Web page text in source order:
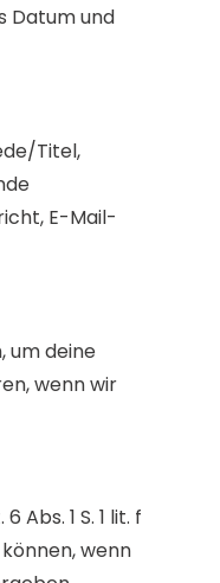
Datum und
Titel,
E-Mail-
um deine
wenn wir
1 S. 1 lit. f
wenn